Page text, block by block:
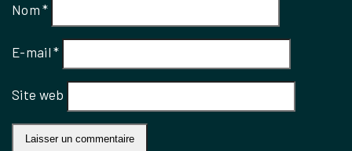
Nom*
E-mail*
Site web